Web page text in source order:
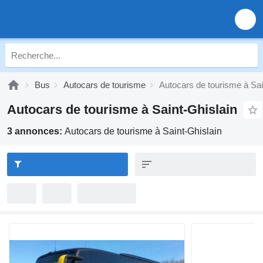
Bus Autocars de tourisme Autocars de tourisme à
Autocars de tourisme à Saint-Ghislain
3 annonces: Autocars de tourisme à Saint-Ghislain